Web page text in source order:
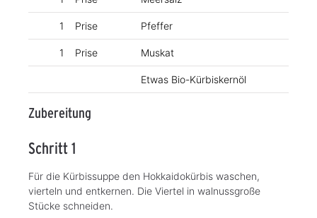
1 Prise Pfeffer
1 Prise Muskat
Etwas Bio-Kürbiskernöl
Zubereitung
Schritt 1
Für die Kürbissuppe den Hokkaidokürbis waschen,
vierteln und entkernen. Die Viertel in walnussgroße
Stücke schneiden.